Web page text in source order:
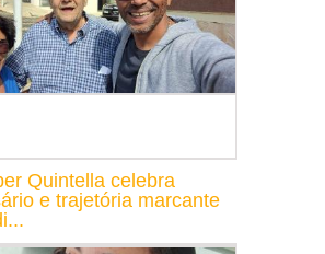
Quintella celebra
e trajetória marcante